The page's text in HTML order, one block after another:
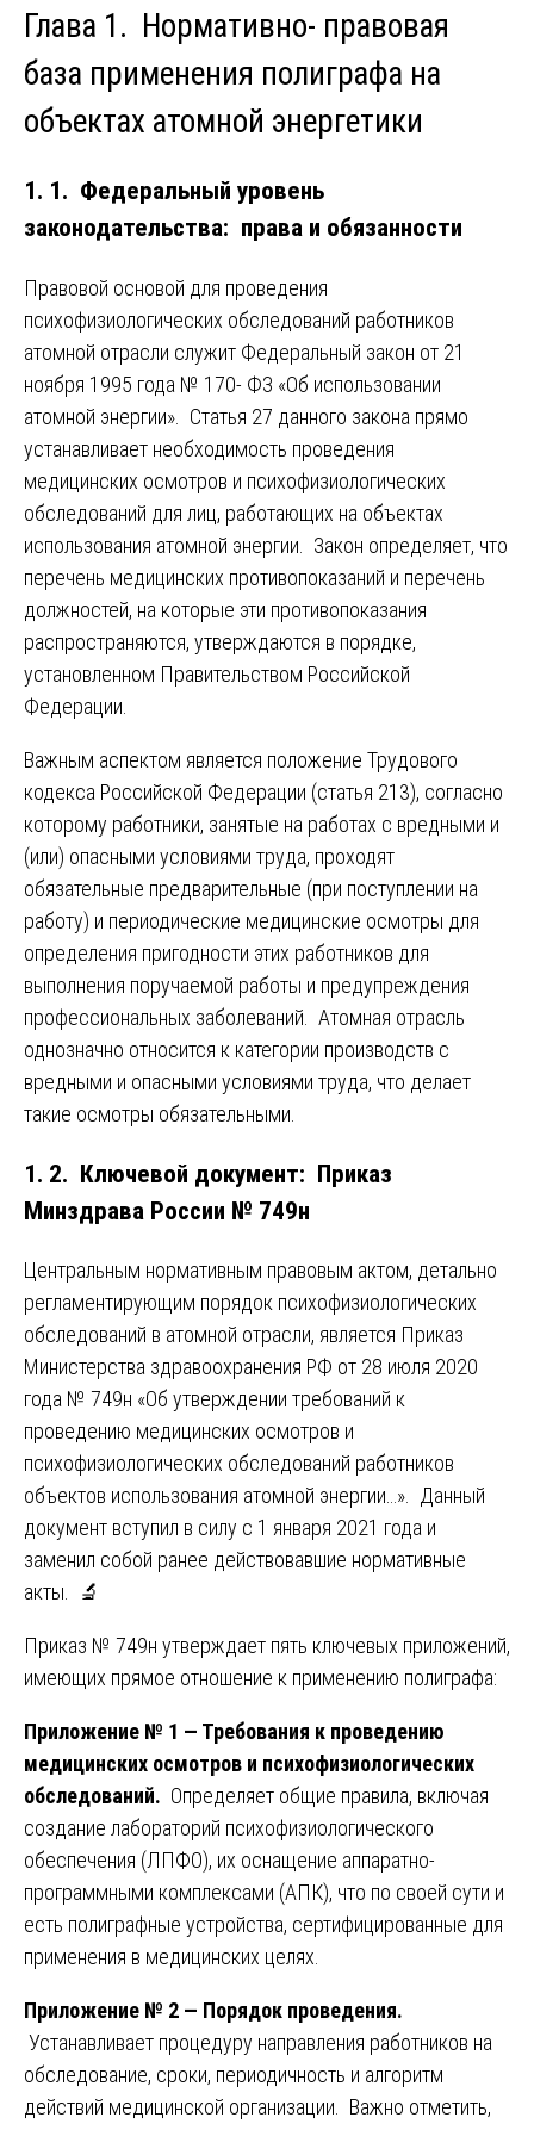
Глава 1. Нормативно- правовая
база применения полиграфа на
объектах атомной энергетики
1. 1. Федеральный уровень
законодательства: права и обязанности
Правовой основой для проведения
психофизиологических обследований работников
атомной отрасли служит Федеральный закон от 21
ноября 1995 года № 170- ФЗ «Об использовании
атомной энергии». Статья 27 данного закона прямо
устанавливает необходимость проведения
медицинских осмотров и психофизиологических
обследований для лиц, работающих на объектах
использования атомной энергии. Закон определяет, что
перечень медицинских противопоказаний и перечень
должностей, на которые эти противопоказания
распространяются, утверждаются в порядке,
установленном Правительством Российской
Федерации.
Важным аспектом является положение Трудового
кодекса Российской Федерации (статья 213), согласно
которому работники, занятые на работах с вредными и
(или) опасными условиями труда, проходят
обязательные предварительные (при поступлении на
работу) и периодические медицинские осмотры для
определения пригодности этих работников для
выполнения поручаемой работы и предупреждения
профессиональных заболеваний. Атомная отрасль
однозначно относится к категории производств с
вредными и опасными условиями труда, что делает
такие осмотры обязательными.
1. 2. Ключевой документ: Приказ
Минздрава России № 749н
Центральным нормативным правовым актом, детально
регламентирующим порядок психофизиологических
обследований в атомной отрасли, является Приказ
Министерства здравоохранения РФ от 28 июля 2020
года № 749н «Об утверждении требований к
проведению медицинских осмотров и
психофизиологических обследований работников
объектов использования атомной энергии…». Данный
документ вступил в силу с 1 января 2021 года и
заменил собой ранее действовавшие нормативные
акты. 🔬
Приказ № 749н утверждает пять ключевых приложений,
имеющих прямое отношение к применению полиграфа:
Приложение № 1 — Требования к проведению
медицинских осмотров и психофизиологических
обследований. Определяет общие правила, включая
создание лабораторий психофизиологического
обеспечения (ЛПФО), их оснащение аппаратно-
программными комплексами (АПК), что по своей сути и
есть полиграфные устройства, сертифицированные для
применения в медицинских целях.
Приложение № 2 — Порядок проведения.
Устанавливает процедуру направления работников на
обследование, сроки, периодичность и алгоритм
действий медицинской организации. Важно отметить,